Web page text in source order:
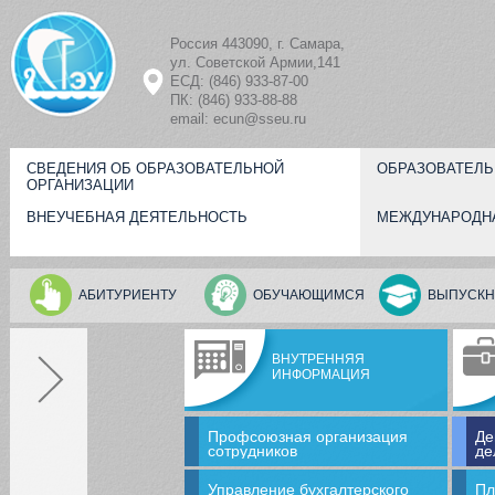
Перейти к основному содержанию
Россия 443090, г. Самара,
ул. Советской Армии,141
ЕСД: (846) 933-87-00
ПК: (846) 933-88-88
email: ecun@sseu.ru
СВЕДЕНИЯ ОБ ОБРАЗОВАТЕЛЬНОЙ
ОРГАНИЗАЦИИ
ВНЕУЧЕБНАЯ ДЕЯТЕЛЬНОСТЬ
ОБУЧАЮЩИМСЯ
АБИТУРИЕНТУ
ВНУТРЕННЯЯ
ИНФОРМАЦИЯ
Профсоюзная организация
сотрудников
Управление бухгалтерского